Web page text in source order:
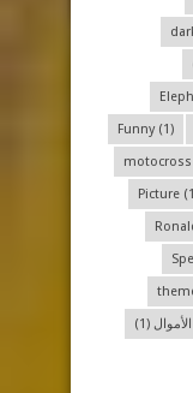
Funny(1)
motocross
Picture
الأموال (1)